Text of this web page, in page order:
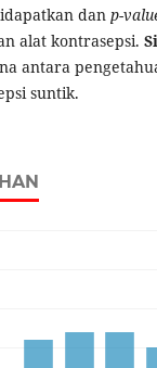
dan p-
alat kontrasepsi.
antara
suntik.